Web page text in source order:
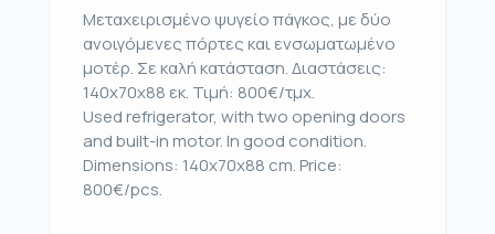
Μεταχειρισμένο ψυγείο πάγκος, με δύο
ανοιγόμενες πόρτες και ενσωματωμένο
μοτέρ. Σε καλή κατάσταση. Διαστάσεις:
140x70x88 εκ. Τιμή: 800€/τμχ.
Used refrigerator, with two opening doors
and built-in motor. In good condition.
Dimensions: 140x70x88 cm. Price:
800€/pcs.